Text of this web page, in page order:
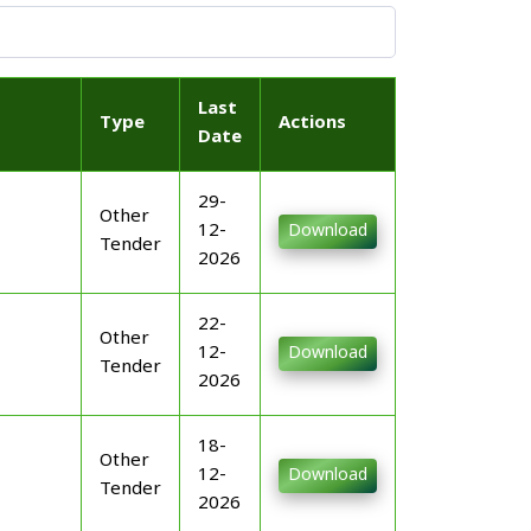
Type
Last
Date
Actions
Other
Tender
29-
12-
2026
Download
Other
Tender
22-
12-
2026
Download
Other
Tender
18-
12-
2026
Download